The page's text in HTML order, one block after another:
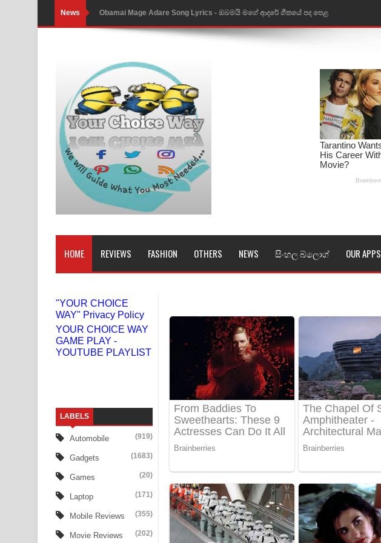
News Obamai Mage Adare Song Lyrics - ඔබමයි මගේ ආදරේ ගීතයේ පද පෙළ
Pansal Gihin Song Lyrics - පන්සල් ගිහිං ගීතයේ පද පෙළ
Ankeliya Song Lyrics - අංකෙළිය ගීතයේ පද පෙළ
DEAR GOD Song Lyrics - ඩියර් ගෝඩ් ගීතයේ පද පෙළ
MANAMALA KATHA Song Lyrics - මනමාල කතා ගීතයේ පද පෙළ
Dai Dai Lyrics - Shakira, Burna Boy | 2026 football world cup song lyrics
Lassana Amma Song Lyrics - ලස්සන අම්මා ගීතයේ පද පෙළ
Gemak Deela Song Lyrics - ගේමක් දීලා ගීතයේ පද පෙළ
Niwuna Numba Hinda Song Lyrics - නිවුනා නුඹ හින්දා ගීතයේ පද පෙළ
Benthara Palame Song Lyrics - බෙන්තර පාලමේ ගීතයේ පද පෙළ
Sanda Babalena Song Lyrics - සඳ බැබලෙන ගීතයේ පද පෙළ
Adare Wadi Nisa Song Lyrics - ආදරේ වැඩි නිසා ගීතයේ පද පෙළ
UNUHUMA Song Lyrics - උණුහුම ගීතයේ පද පෙළ
Katakara Song Lyrics - කටකාර ගීතයේ පද පෙළ
Tharu Yaye Dilena Song Lyrics - තරු යායේ දිලෙනා ගීතයේ පද පෙළ
Ow Man Sosa Song Lyrics - ඔව් මං සෝසා ගීතයේ පද පෙළ
Heavy Weight Song Lyrics
Aye Lanweela Song Lyrics - ආයේ ලංවීලා ගීතයේ පද පෙළ
HOME REVIEWS FASHION OTHERS NEWS සිංහල බ්ලොග් OUR APPS
"YOUR CHOICE
WAY" Privacy Policy
YOUR CHOICE WAY
GAME PLAY -
YOUTUBE PLAYLIST
LABELS
Automobile (919)
Gadgets (1683)
Games (20)
Laptop (171)
Mobile Reviews (355)
Movie Reviews (202)